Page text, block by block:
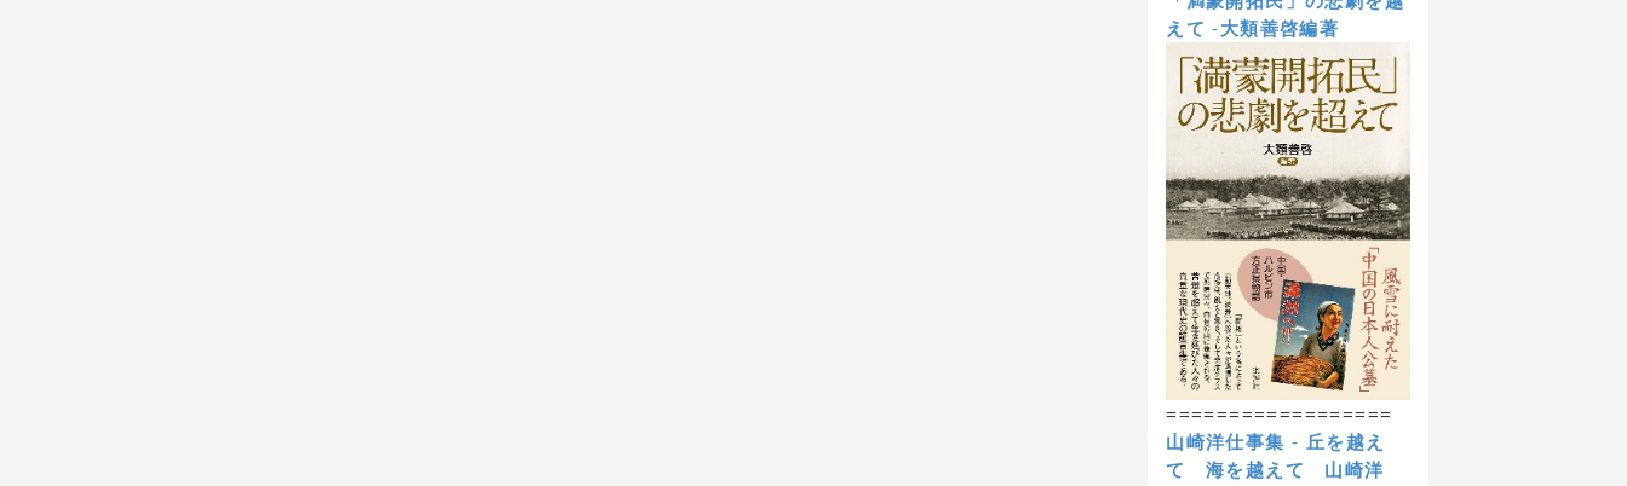
えて -大類善啓編著
==================
山崎洋仕事集 - 丘を越え
て 海を越えて
山崎洋